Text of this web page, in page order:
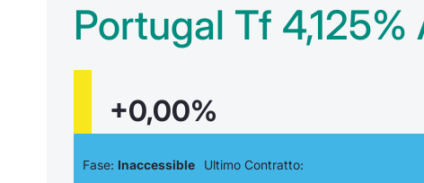
Portugal Tf 4,125%
+0,00%
Fase: Inaccessible Ultimo Contratto: